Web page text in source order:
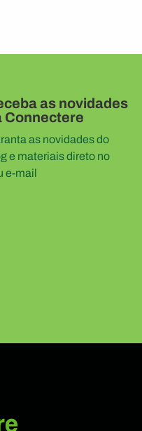
as novidades
Connectere
as novidades do
e materiais direto no
e-mail